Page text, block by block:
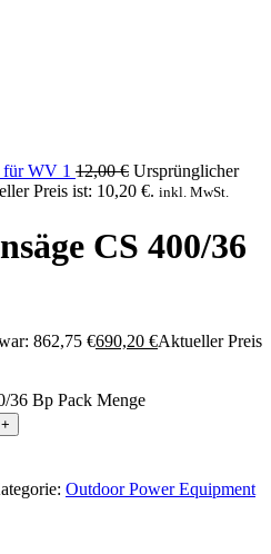
für WV 1 12,00€ Ursprünglicher
Preis ist: 10,20 €. inkl. MwSt.
CS 400/36
862,75 €690,20 €Aktueller Preis
36 Bp Pack Menge
Outdoor Power Equipment